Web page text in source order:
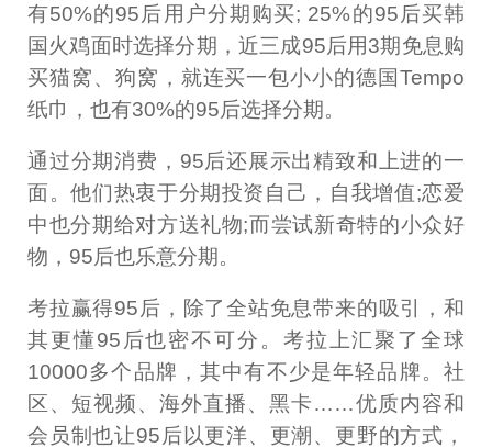
有50%的95后用户分期购买; 25%的95后买韩
国火鸡面时选择分期，近三成95后用3期免息购
买猫窝、狗窝，就连买一包小小的德国Tempo
纸巾，也有30%的95后选择分期。
通过分期消费，95后还展示出精致和上进的一
面。他们热衷于分期投资自己，自我增值;恋爱
中也分期给对方送礼物;而尝试新奇特的小众好
物，95后也乐意分期。
考拉赢得95后，除了全站免息带来的吸引，和
其更懂95后也密不可分。考拉上汇聚了全球
10000多个品牌，其中有不少是年轻品牌。社
区、短视频、海外直播、黑卡……优质内容和
会员制也让95后以更洋、更潮、更野的方式，